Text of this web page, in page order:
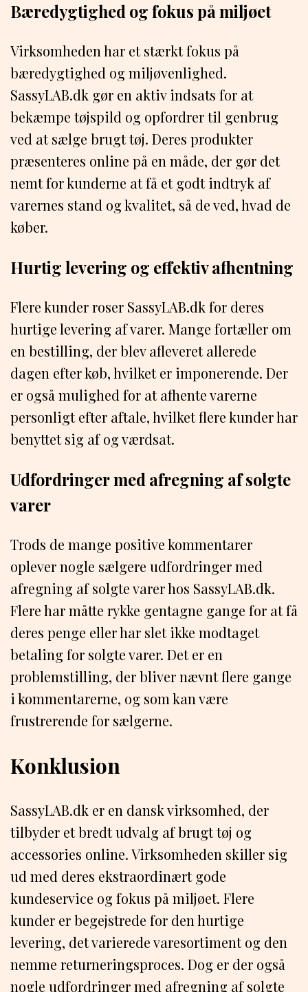
Bæredygtighed og fokus på miljøet
Virksomheden har et stærkt fokus på
bæredygtighed og miljøvenlighed.
SassyLAB.dk gør en aktiv indsats for at
bekæmpe tøjspild og opfordrer til genbrug
ved at sælge brugt tøj. Deres produkter
præsenteres online på en måde, der gør det
nemt for kunderne at få et godt indtryk af
varernes stand og kvalitet, så de ved, hvad de
køber.
Hurtig levering og effektiv afhentning
Flere kunder roser SassyLAB.dk for deres
hurtige levering af varer. Mange fortæller om
en bestilling, der blev afleveret allerede
dagen efter køb, hvilket er imponerende. Der
er også mulighed for at afhente varerne
personligt efter aftale, hvilket flere kunder har
benyttet sig af og værdsat.
Udfordringer med afregning af solgte
varer
Trods de mange positive kommentarer
oplever nogle sælgere udfordringer med
afregning af solgte varer hos SassyLAB.dk.
Flere har måtte rykke gentagne gange for at få
deres penge eller har slet ikke modtaget
betaling for solgte varer. Det er en
problemstilling, der bliver nævnt flere gange
i kommentarerne, og som kan være
frustrerende for sælgerne.
Konklusion
SassyLAB.dk er en dansk virksomhed, der
tilbyder et bredt udvalg af brugt tøj og
accessories online. Virksomheden skiller sig
ud med deres ekstraordinært gode
kundeservice og fokus på miljøet. Flere
kunder er begejstrede for den hurtige
levering, det varierede varesortiment og den
nemme returneringsproces. Dog er der også
nogle udfordringer med afregning af solgte